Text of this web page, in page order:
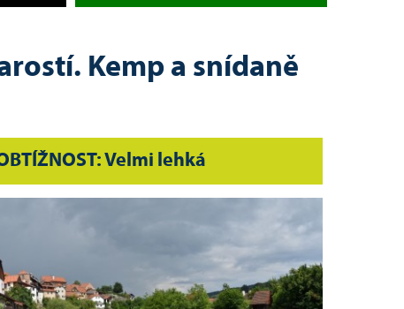
Kemp a snídaně
Velmi lehká